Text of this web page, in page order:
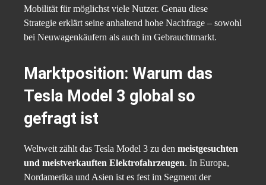
Mobilität für möglichst viele Nutzer. Genau diese
Strategie erklärt seine anhaltend hohe Nachfrage – sowohl
bei Neuwagenkäufern als auch im Gebrauchtmarkt.
Marktposition: Warum das
Tesla Model 3 global so
gefragt ist
Weltweit zählt das Tesla Model 3 zu den meistgesuchten
und meistverkauften Elektrofahrzeugen. In Europa,
Nordamerika und Asien ist es fest im Segment der